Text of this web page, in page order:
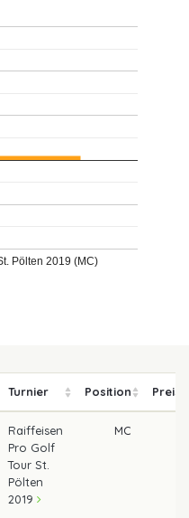
Pölten 2019 (MC)
Turnier Position
Raiffeisen
Pro Golf
Tour St.
Pölten
2019
MC